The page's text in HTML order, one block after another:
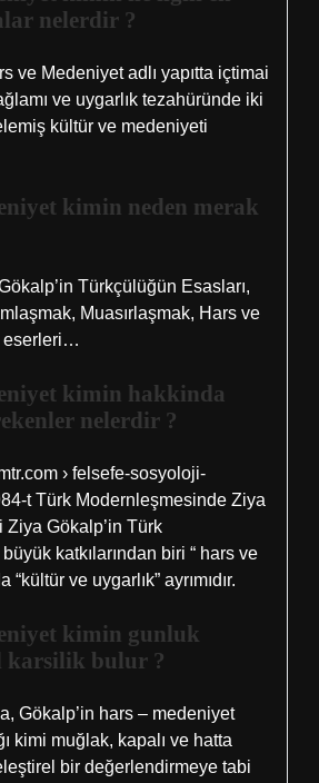
nelerdir ?
ve Medeniyet adlı yapıtta içtimai
ve uygarlık tezahüründe iki
kültür ve medeniyeti
kimin neden merak
Türkçülüğün Esasları,
Muasırlaşmak, Hars ve
eserleri…
kimin hakkinda
nelerdir ?
› felsefe-sosyoloji-
t Türk Modernleşmesinde Ziya
Ziya Gökalp’in Türk
katkılarından biri “ hars ve
“kültür ve uygarlık” ayrımıdır.
kimin gunluk
karsilik bulur ?
Gökalp’in hars – medeniyet
kimi muğlak, kapalı ve hatta
bir değerlendirmeye tabi